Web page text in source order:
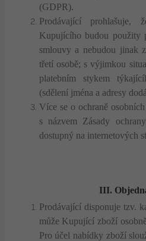
(GDPR).
Prodávající prohlašuje,
Kupujícího budou použity
smlouvy a nebudou jinak
třetí osobě; s výjimkou
platebním stykem
(sdělení jména a adresy
Více se o ochraně
s názvem Zásady
dostupný na internetových
III.
Prodávající disponuje tzv.
může Kupující zboží
Pro účel nabídky zboží